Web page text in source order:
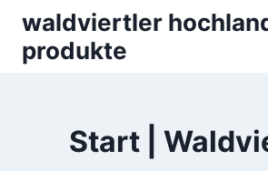
content
waldviertler
produkte
Start |